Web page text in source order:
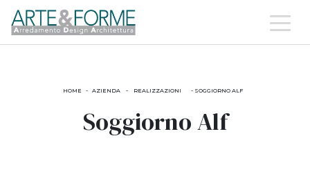
HOME - AZIENDA - REALIZZAZIONI - SOGGIORNO ALF
Soggiorno Alf